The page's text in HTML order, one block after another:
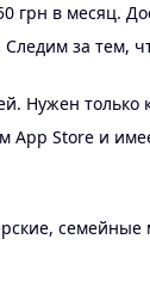
в месяц.
Следим за тем,
Нужен
Store и